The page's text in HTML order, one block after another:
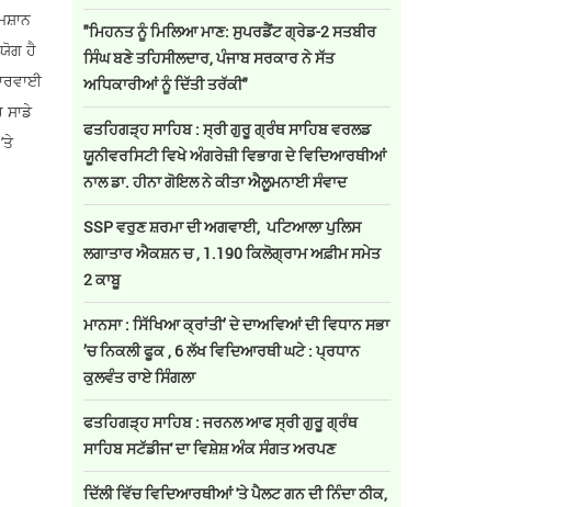
ਹੈ
ਸਾਡੇ
"ਮਿਹਨਤ ਨੂੰ ਮਿਲਿਆ ਮਾਣ: ਸੁਪਰਡੈਂਟ ਗ੍ਰੇਡ-2 ਸਤਬੀਰ
ਸਿੰਘ ਬਣੇ ਤਹਿਸੀਲਦਾਰ, ਪੰਜਾਬ ਸਰਕਾਰ ਨੇ ਸੱਤ
ਅਧਿਕਾਰੀਆਂ ਨੂੰ ਦਿੱਤੀ ਤਰੱਕੀ"
ਫਤਹਿਗੜ੍ਹ ਸਾਹਿਬ : ਸ੍ਰੀ ਗੁਰੂ ਗ੍ਰੰਥ ਸਾਹਿਬ ਵਰਲਡ
ਯੂਨੀਵਰਸਿਟੀ ਵਿਖੇ ਅੰਗਰੇਜ਼ੀ ਵਿਭਾਗ ਦੇ ਵਿਦਿਆਰਥੀਆਂ
ਨਾਲ ਡਾ. ਹੀਨਾ ਗੋਇਲ ਨੇ ਕੀਤਾ ਐਲੂਮਨਾਈ ਸੰਵਾਦ
SSP ਵਰੁਣ ਸ਼ਰਮਾ ਦੀ ਅਗਵਾਈ, ਪਟਿਆਲਾ ਪੁਲਿਸ
ਲਗਾਤਾਰ ਐਕਸ਼ਨ ਚ , 1.190 ਕਿਲੋਗ੍ਰਾਮ ਅਫ਼ੀਮ ਸਮੇਤ
2 ਕਾਬੂ
ਮਾਨਸਾ : ਸਿੱਖਿਆ ਕ੍ਰਾਂਤੀ’ ਦੇ ਦਾਅਵਿਆਂ ਦੀ ਵਿਧਾਨ ਸਭਾ
’ਚ ਨਿਕਲੀ ਫੂਕ , 6 ਲੱਖ ਵਿਦਿਆਰਥੀ ਘਟੇ : ਪ੍ਰਧਾਨ
ਕੁਲਵੰਤ ਰਾਏ ਸਿੰਗਲਾ
ਫਤਹਿਗੜ੍ਹ ਸਾਹਿਬ : ਜਰਨਲ ਆਫ ਸ੍ਰੀ ਗੁਰੂ ਗ੍ਰੰਥ
ਸਾਹਿਬ ਸਟੱਡੀਜ' ਦਾ ਵਿਸ਼ੇਸ਼ ਅੰਕ ਸੰਗਤ ਅਰਪਣ
ਦਿੱਲੀ ਵਿੱਚ ਵਿਦਿਆਰਥੀਆਂ 'ਤੇ ਪੈਲਟ ਗਨ ਦੀ ਨਿੰਦਾ ਠੀਕ,